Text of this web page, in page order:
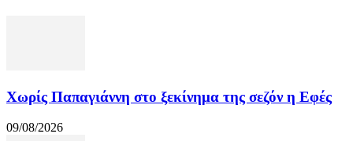
Χωρίς Παπαγιάννη στο ξεκίνημα της σεζόν η Εφές
09/08/2026